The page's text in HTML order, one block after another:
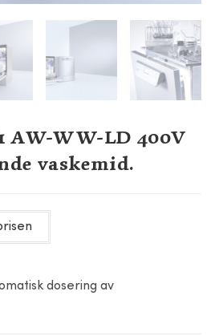
AW-WW-LD 400V
vaskemid.
dosering av